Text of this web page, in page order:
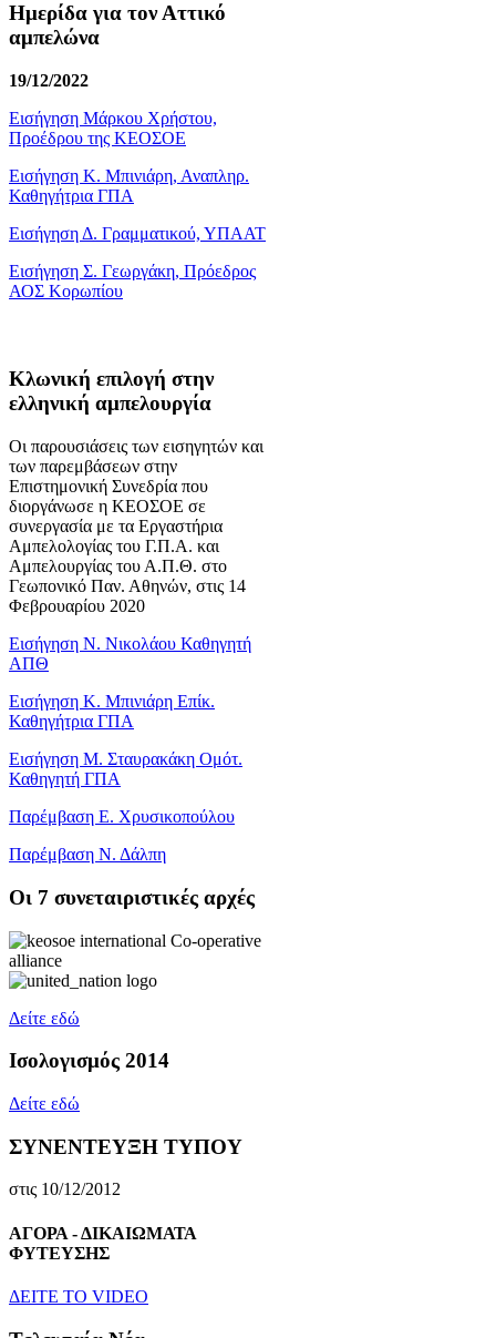
Ημερίδα για τον Αττικό
αμπελώνα
19/12/2022
Εισήγηση Μάρκου Χρήστου,
Προέδρου της ΚΕΟΣΟΕ
Εισήγηση Κ. Μπινιάρη, Αναπληρ.
Καθηγήτρια ΓΠΑ
Εισήγηση Δ. Γραμματικού, ΥΠΑΑΤ
Εισήγηση Σ. Γεωργάκη, Πρόεδρος
ΑΟΣ Κορωπίου
Κλωνική επιλογή στην
ελληνική αμπελουργία
Οι παρουσιάσεις των εισηγητών και
των παρεμβάσεων στην
Επιστημονική Συνεδρία που
διοργάνωσε η ΚΕΟΣΟΕ σε
συνεργασία με τα Εργαστήρια
Αμπελολογίας του Γ.Π.Α. και
Αμπελουργίας του Α.Π.Θ. στο
Γεωπονικό Παν. Αθηνών, στις 14
Φεβρουαρίου 2020
Εισήγηση Ν. Νικολάου Καθηγητή
ΑΠΘ
Εισήγηση Κ. Μπινιάρη Επίκ.
Καθηγήτρια ΓΠΑ
Εισήγηση Μ. Σταυρακάκη Ομότ.
Καθηγητή ΓΠΑ
Παρέμβαση Ε. Χρυσικοπούλου
Παρέμβαση Ν. Δάλπη
Oι 7 συνεταιριστικές αρχές
Δείτε εδώ
Ισολογισμός 2014
Δείτε εδώ
ΣΥΝΕΝΤΕΥΞΗ ΤΥΠΟΥ
στις 10/12/2012
ΑΓΟΡΑ - ΔΙΚΑΙΩΜΑΤΑ
ΦΥΤΕΥΣΗΣ
ΔEITE TO VIDEO